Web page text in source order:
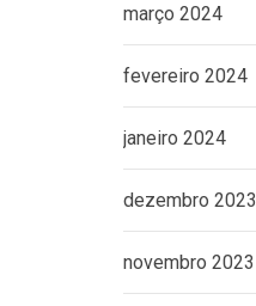
março 2024
fevereiro 2024
janeiro 2024
dezembro 2023
novembro 2023